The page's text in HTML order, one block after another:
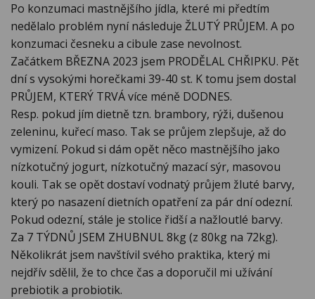
Po konzumaci mastnějšího jídla, které mi předtím
nedělalo problém nyní následuje ŽLUTÝ PRŮJEM. A po
konzumaci česneku a cibule zase nevolnost.
Začátkem BŘEZNA 2023 jsem PRODĚLAL CHŘIPKU. Pět
dní s vysokými horečkami 39-40 st. K tomu jsem dostal
PRŮJEM, KTERÝ TRVÁ více méně DODNES.
Resp. pokud jím dietně tzn. brambory, rýži, dušenou
zeleninu, kuřecí maso. Tak se průjem zlepšuje, až do
vymizení. Pokud si dám opět něco mastnějšího jako
nízkotučný jogurt, nízkotučný mazací sýr, masovou
kouli. Tak se opět dostaví vodnatý průjem žluté barvy,
který po nasazení dietních opatření za pár dní odezní.
Pokud odezní, stále je stolice řidší a nažloutlé barvy.
Za 7 TÝDNŮ JSEM ZHUBNUL 8kg (z 80kg na 72kg).
Několikrát jsem navštívil svého praktika, který mi
nejdřív sdělil, že to chce čas a doporučil mi užívání
prebiotik a probiotik.